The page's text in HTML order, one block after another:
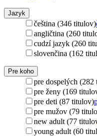
Jazyk
čeština (346 titulov)
angličtina (260
cudzí jazyk (260
slovenčina (162
Pre koho
pre dospelých (282
pre ženy (169
pre deti (87 titulov)
pre mužov (79
new adult (77
young adult (60